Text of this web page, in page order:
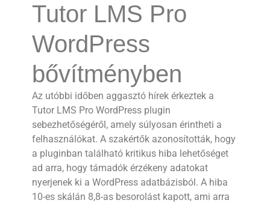
Tutor LMS Pro
WordPress
bővítményben
Az utóbbi időben aggasztó hírek érkeztek a
Tutor LMS Pro WordPress plugin
sebezhetőségéről, amely súlyosan érintheti a
felhasználókat. A szakértők azonosították, hogy
a pluginban található kritikus hiba lehetőséget
ad arra, hogy támadók érzékeny adatokat
nyerjenek ki a WordPress adatbázisból. A hiba
10-es skálán 8,8-as besorolást kapott, ami arra